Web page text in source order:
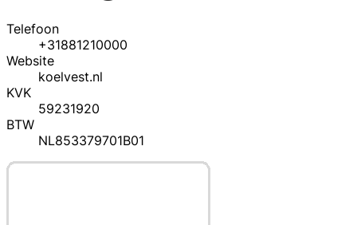
Telefoon
+31881210000
Website
koelvest.nl
KVK
59231920
BTW
NL853379701B01